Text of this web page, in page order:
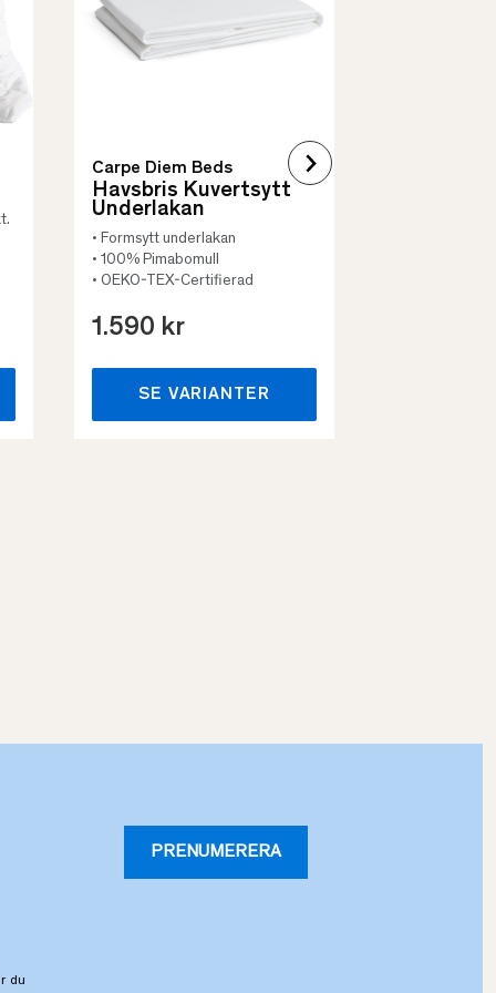
Carpe Diem Beds
Havsbris Kuvertsytt
Underlakan
• Formsytt underlakan
• 100% Pimabomull
• OEKO-TEX-Certifierad
1.590 kr
SE VARIANTER
PRENUMERERA
du